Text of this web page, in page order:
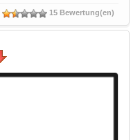
15 Bewertung(en)